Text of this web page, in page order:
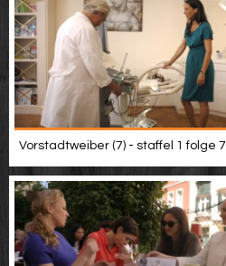
Vorstadtweiber (7) - staffel 1 folge 7